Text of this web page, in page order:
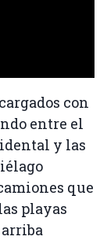
con
entre el
y las
que
playas